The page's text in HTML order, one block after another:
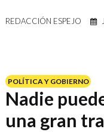
REDACCIÓN ESPEJO
POLÍTICA Y GOBIERNO
Nadie
una gran